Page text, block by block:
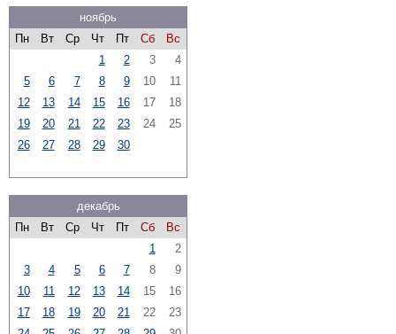
ноябрь
Пн
Вт Ср Чт Пт Сб
Вс
1
2 3
4
5
6 7 8 9 10
11
12
13 14 15 16 17
18
19
20 21 22 23 24
25
26
27 28 29 30
декабрь
Пн
Вт Ср Чт Пт Сб
Вс
1
2
3
4 5 6 7 8
9
10
11 12 13 14 15
16
17
18 19 20 21 22
23